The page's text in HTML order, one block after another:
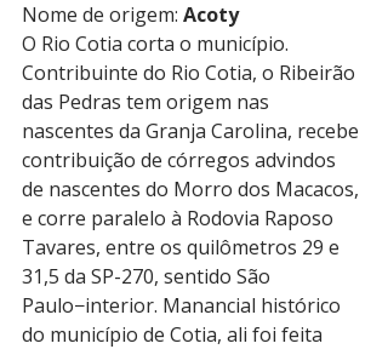
Nome de origem: Acoty
O Rio Cotia corta o município.
Contribuinte do Rio Cotia, o Ribeirão
das Pedras tem origem nas
nascentes da Granja Carolina, recebe
contribuição de córregos advindos
de nascentes do Morro dos Macacos,
e corre paralelo à Rodovia Raposo
Tavares, entre os quilômetros 29 e
31,5 da SP-270, sentido São
Paulo−interior. Manancial histórico
do município de Cotia, ali foi feita